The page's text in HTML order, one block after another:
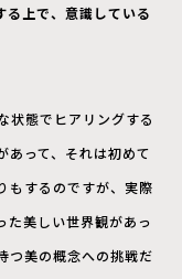
上で、意識している
状態でヒアリングする
あって、それは初めて
もするのですが、実際
た美しい世界観があっ
つ美の概念への挑戦だ